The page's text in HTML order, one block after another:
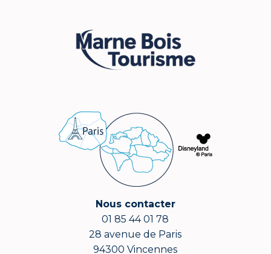
Nous contacter
01 85 44 01 78
28 avenue de Paris
94300 Vincennes